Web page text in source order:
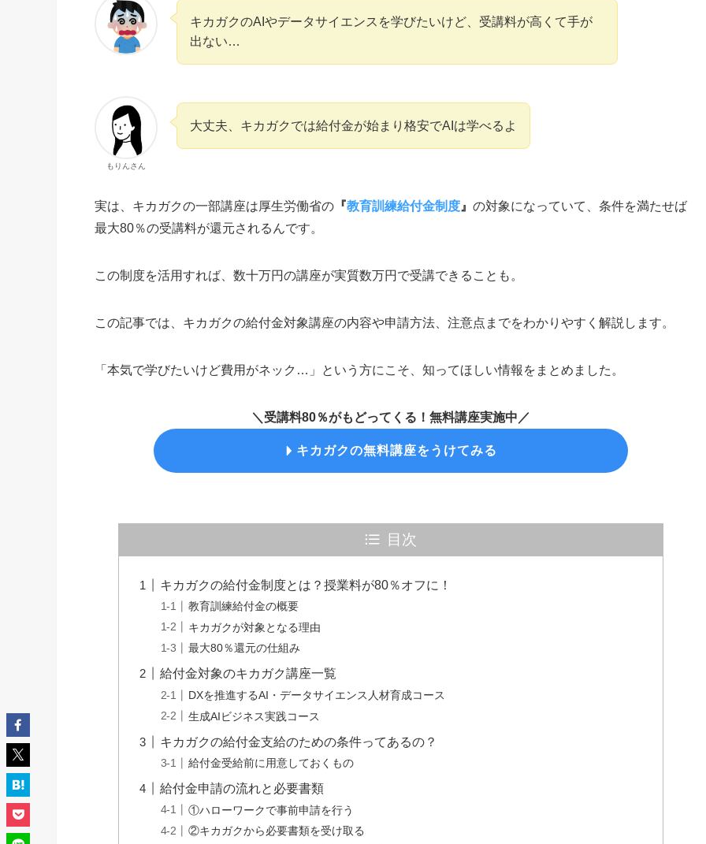
キカガクのAIやデータサイエンスを学びたいけど、受講料が高くて手が
出ない…
もりんさん
大丈夫、キカガクでは給付金が始まり格安でAIは学べるよ
実は、キカガクの一部講座は厚生労働省の 『教育訓練給付金制度 』 の対象になっていて、条件を満たせば
最大80％の受講料が還元されるんです。
この制度を活用すれば、数十万円の講座が実質数万円で受講できることも。
この記事では、キカガクの給付金対象講座の内容や申請方法、注意点までをわかりやすく解説します。
「本気で学びたいけど費用がネック…」という方にこそ、知ってほしい情報をまとめました。
＼受講料80％がもどってくる！無料講座実施中／
キカガクの無料講座をうけてみる
目次
キカガクの給付金制度とは？授業料が80％オフに！
教育訓練給付金の概要
キカガクが対象となる理由
最大80％還元の仕組み
給付金対象のキカガク講座一覧
DXを推進するAI・データサイエンス人材育成コース
生成AIビジネス実践コース
キカガクの給付金支給のための条件ってあるの？
給付金受給前に用意しておくもの
給付金申請の流れと必要書類
①ハローワークで事前申請を行う
②キカガクから必要書類を受け取る